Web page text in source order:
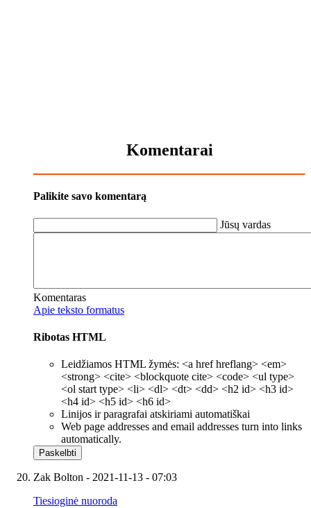
Komentarai
Palikite savo komentarą
Jūsų vardas
Komentaras
Apie teksto formatus
Ribotas HTML
Leidžiamos HTML žymės: <a href hreflang> <em>
<strong> <cite> <blockquote cite> <code> <ul type>
<ol start type> <li> <dl> <dt> <dd> <h2 id> <h3 id>
<h4 id> <h5 id> <h6 id>
Linijos ir paragrafai atskiriami automatiškai
Web page addresses and email addresses turn into links
automatically.
Zak Bolton - 2021-11-13 - 07:03
Tiesioginė nuoroda